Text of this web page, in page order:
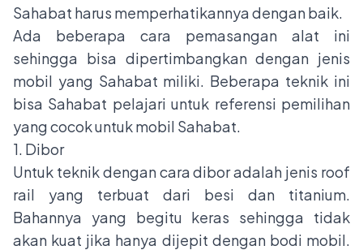
Sahabat harus memperhatikannya dengan baik.
Ada beberapa cara pemasangan alat ini
sehingga bisa dipertimbangkan dengan jenis
mobil yang Sahabat miliki. Beberapa teknik ini
bisa Sahabat pelajari untuk referensi pemilihan
yang cocok untuk mobil Sahabat.
1. Dibor
Untuk teknik dengan cara dibor adalah jenis roof
rail yang terbuat dari besi dan titanium.
Bahannya yang begitu keras sehingga tidak
akan kuat jika hanya dijepit dengan bodi mobil.